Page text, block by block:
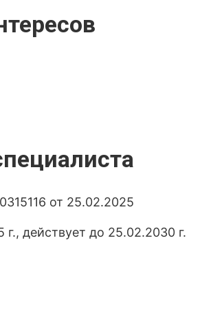
от 25.02.2025
действует до 25.02.2030 г.